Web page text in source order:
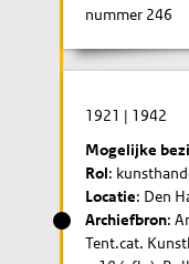
nummer 246
1921 | 1942
Mogelijke
Rol:
Locatie: Den
Archiefbron:
Tent.cat.